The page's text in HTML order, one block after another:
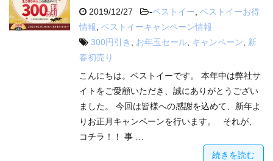
2019/12/27 -ベストイー ベストイーお得
情報 ベストイーキャンペーン情報
300円引き
お年玉セール キャンペーン
新
春初売り
こんにちは。ベストイーです。 本年中は弊社サ
イトをご愛顧いただき、誠にありがとうござい
ました。 今回は皆様への感謝を込めて、新年よ
りお正月キャンペーンを行います。 それが、
コチラ！！ 事 …
続きを読む